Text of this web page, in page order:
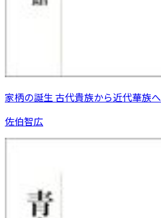
家柄の誕生 古代貴族から近代華族へ
佐伯智広